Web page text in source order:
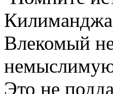
Влекомый
немыслимую
Это не